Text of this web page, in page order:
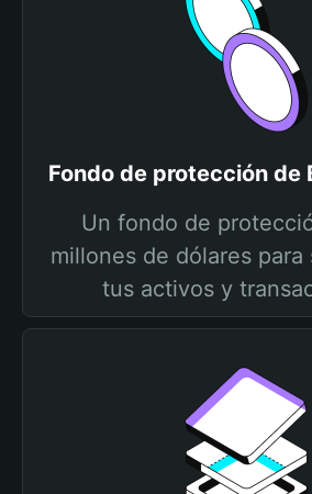
Fondo de protección de
Un fondo de
millones de dólares para
tus activos y